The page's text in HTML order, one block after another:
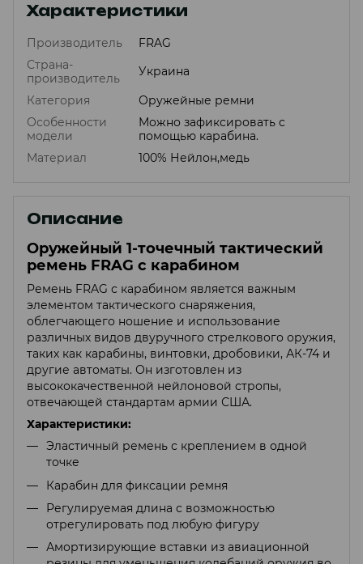
Характеристики
Производитель
FRAG
Страна-
производитель
Украина
Категория
Оружейные ремни
Особенности
модели
Можно зафиксировать с
помощью карабина.
Материал
100% Нейлон,медь
Описание
Оружейный 1-точечный тактический
ремень FRAG с карабином
Ремень FRAG с карабином является важным
элементом тактического снаряжения,
облегчающего ношение и использование
различных видов двуручного стрелкового оружия,
таких как карабины, винтовки, дробовики, АК-74 и
другие автоматы. Он изготовлен из
высококачественной нейлоновой стропы,
отвечающей стандартам армии США.
Характеристики:
Эластичный ремень с креплением в одной
точке
Карабин для фиксации ремня
Регулируемая длина с возможностью
отрегулировать под любую фигуру
Амортизирующие вставки из авиационной